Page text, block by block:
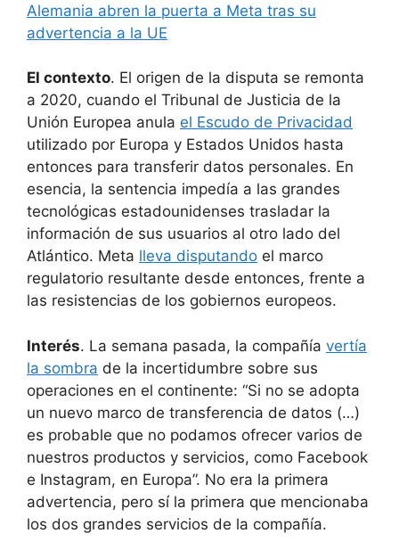
Alemania abren la puerta a Meta tras su
advertencia a la UE
El contexto. El origen de la disputa se remonta
a 2020, cuando el Tribunal de Justicia de la
Unión Europea anula el Escudo de Privacidad
utilizado por Europa y Estados Unidos hasta
entonces para transferir datos personales. En
esencia, la sentencia impedía a las grandes
tecnológicas estadounidenses trasladar la
información de sus usuarios al otro lado del
Atlántico. Meta lleva disputando el marco
regulatorio resultante desde entonces, frente a
las resistencias de los gobiernos europeos.
Interés. La semana pasada, la compañía vertía
la sombra de la incertidumbre sobre sus
operaciones en el continente: “Si no se adopta
un nuevo marco de transferencia de datos (…)
es probable que no podamos ofrecer varios de
nuestros productos y servicios, como Facebook
e Instagram, en Europa”. No era la primera
advertencia, pero sí la primera que mencionaba
los dos grandes servicios de la compañía.